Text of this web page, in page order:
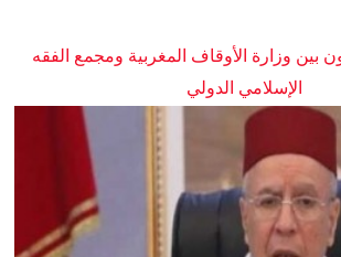
بين وزارة الأوقاف المغربية ومجمع الفقه
الإسلامي الدولي